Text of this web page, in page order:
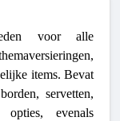
voor alle
items. Bevat
servetten,
opties, evenals